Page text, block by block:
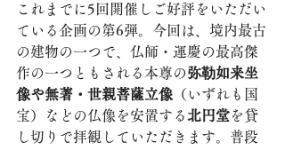
これまでに5回開催しご好評をいただい
ている企画の第6弾。今回は、境内最古
の建物の一つで、仏師・運慶の最高傑
作の一つともされる本尊の弥勒如来坐
像や無著・世親菩薩立像 （いずれも国
宝）などの仏像を安置する 北円堂を貸
し切りで拝観していただきます。普段